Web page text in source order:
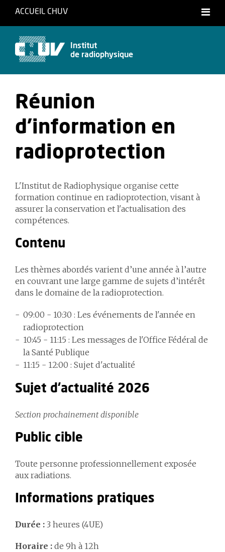
ACCUEIL CHUV
Institut
de radiophysique
Réunion
d'information en
radioprotection
L'Institut de Radiophysique organise cette
formation continue en radioprotection, visant à
assurer la conservation et l'actualisation des
compétences.
Contenu
Les thèmes abordés varient d’une année à l’autre
en couvrant une large gamme de sujets d’intérêt
dans le domaine de la radioprotection.
09:00 - 10:30 : Les événements de l'année en
radioprotection
10:45 - 11:15 : Les messages de l'Office Fédéral de
la Santé Publique
11:15 - 12:00 : Sujet d'actualité
Sujet d'actualité 2026
Section prochainement disponible
Public cible
Toute personne professionnellement exposée
aux radiations.
Informations pratiques
Durée : 3 heures (4UE)
Horaire : de 9h à 12h